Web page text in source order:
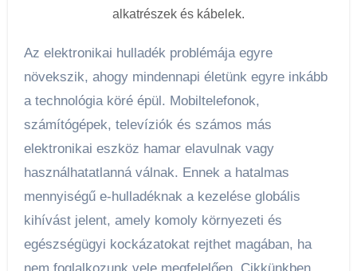
alkatrészek és kábelek.
Az elektronikai hulladék problémája egyre
növekszik, ahogy mindennapi életünk egyre inkább
a technológia köré épül. Mobiltelefonok,
számítógépek, televíziók és számos más
elektronikai eszköz hamar elavulnak vagy
használhatatlanná válnak. Ennek a hatalmas
mennyiségű e-hulladéknak a kezelése globális
kihívást jelent, amely komoly környezeti és
egészségügyi kockázatokat rejthet magában, ha